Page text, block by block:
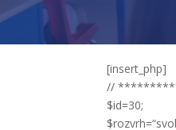
[insert_php]
//
$id=30;